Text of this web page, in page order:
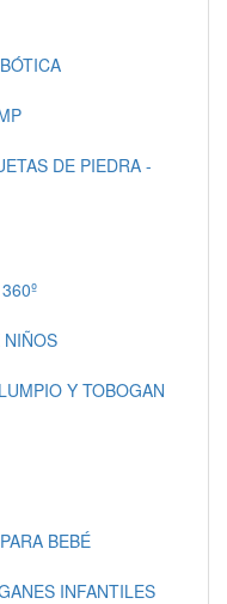
DE PIEDRA -
NIÑOS
Y TOBOGAN
BEBÉ
INFANTILES